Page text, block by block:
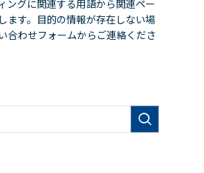
ングに関連する用語から関連ペー
ます。目的の情報が存在しない場
合わせフォームからご連絡くださ